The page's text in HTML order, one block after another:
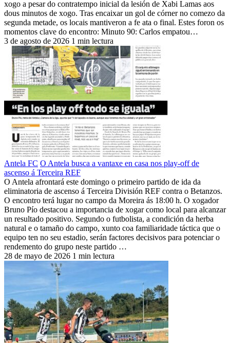
xogo a pesar do contratempo inicial da lesión de Xabi Lamas aos
dous minutos de xogo. Tras encaixar un gol de córner no comezo da
segunda metade, os locais mantiveron a fe ata o final. Estes foron os
momentos clave do encontro: Minuto 90: Carlos empatou…
3 de agosto de 2026 1 min lectura
Antela FC O Antela busca a vantaxe en casa nos play-off de
ascenso á Terceira REF
O Antela afrontará este domingo o primeiro partido de ida da
eliminatoria de ascenso á Terceira División REF contra o Betanzos.
O encontro terá lugar no campo da Moreira ás 18:00 h. O xogador
Bruno Pío destacou a importancia de xogar como local para alcanzar
un resultado positivo. Segundo o futbolista, a condición da herba
natural e o tamaño do campo, xunto coa familiaridade táctica que o
equipo ten no seu estadio, serán factores decisivos para potenciar o
rendemento do grupo neste partido …
28 de mayo de 2026 1 min lectura